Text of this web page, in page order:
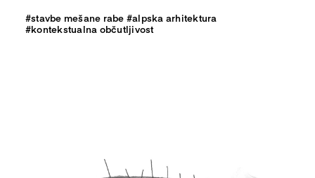
#stavbe mešane rabe #alpska arhitektura
#kontekstualna občutljivost